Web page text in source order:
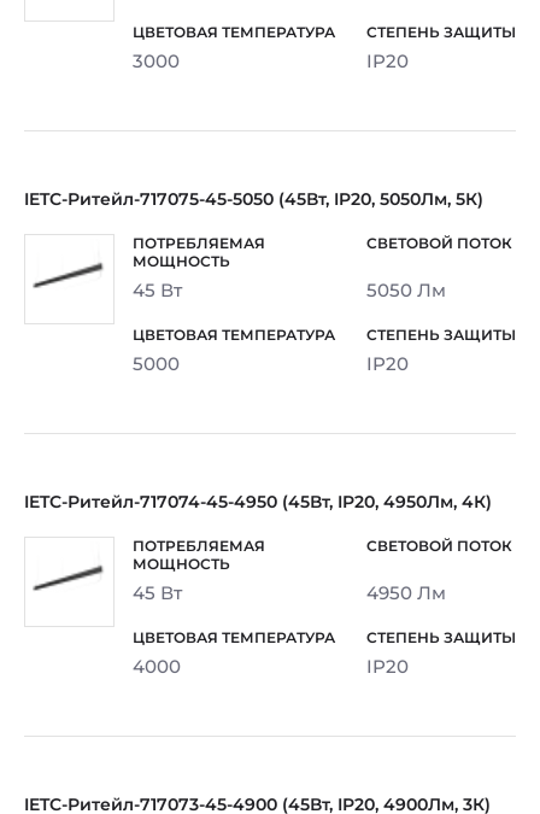
3000 IP20
IETC-Ритейл-717075-45-5050 (45Вт, IP20, 5050Лм, 5К)
45 Вт 5050 Лм
5000 IP20
IETC-Ритейл-717074-45-4950 (45Вт, IP20, 4950Лм, 4К)
45 Вт 4950 Лм
4000 IP20
IETC-Ритейл-717073-45-4900 (45Вт, IP20, 4900Лм, 3К)